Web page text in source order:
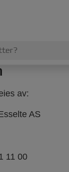
av:
AS
11 00